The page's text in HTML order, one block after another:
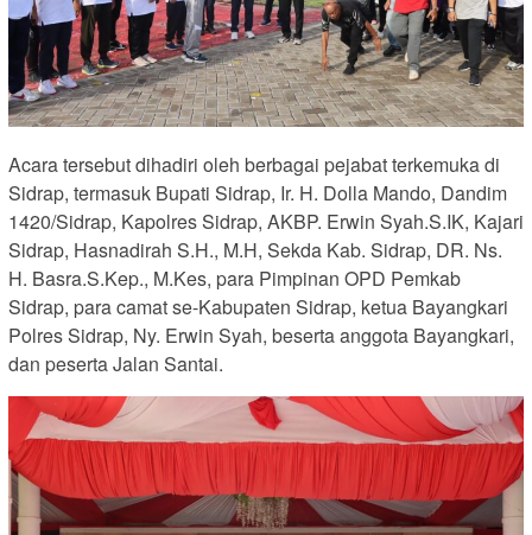
Acara tersebut dihadiri oleh berbagai pejabat terkemuka di
Sidrap, termasuk Bupati Sidrap, Ir. H. Dolla Mando, Dandim
1420/Sidrap, Kapolres Sidrap, AKBP. Erwin Syah.S.IK, Kajari
Sidrap, Hasnadirah S.H., M.H, Sekda Kab. Sidrap, DR. Ns.
H. Basra.S.Kep., M.Kes, para Pimpinan OPD Pemkab
Sidrap, para camat se-Kabupaten Sidrap, ketua Bayangkari
Polres Sidrap, Ny. Erwin Syah, beserta anggota Bayangkari,
dan peserta Jalan Santai.